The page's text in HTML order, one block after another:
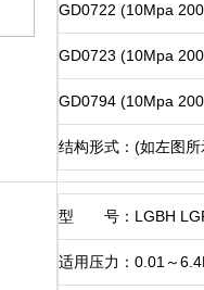
GD0722 (10Mpa
GD0723 (10Mpa
GD0794 (10Mpa
结构形式：(如左图所
型 号：LGBH
适用压力：0.01～